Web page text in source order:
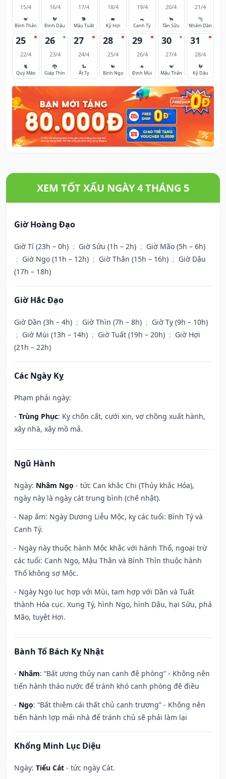
15/4
🐒
Bính Thân
16/4
🐓
Đinh Dậu
17/4
🐕
Mậu Tuất
18/4
🐖
Kỷ Hợi
19/4
🐀
Canh Tý
20/4
🐂
Tân Sửu
21/4
🐅
Nhâm Dần
25
22/4
🐈
Quý Mão
26
23/4
🐉
Giáp Thìn
27
24/4
🐍
Ất Tỵ
28
25/4
🐎
Bính Ngọ
29
26/4
🐐
Đinh Mùi
30
27/4
🐒
Mậu Thân
31
28/4
🐓
Kỷ Dậu
XEM TỐT XẤU NGÀY 4 THÁNG 5
Giờ Hoàng Đạo
Giờ Tí (23h – 0h) ; Giờ Sửu (1h – 2h) ; Giờ Mão (5h – 6h)
; Giờ Ngọ (11h – 12h) ; Giờ Thân (15h – 16h) ; Giờ Dậu
(17h – 18h)
Giờ Hắc Đạo
Giờ Dần (3h – 4h) ; Giờ Thìn (7h – 8h) ; Giờ Tỵ (9h – 10h)
; Giờ Mùi (13h – 14h) ; Giờ Tuất (19h – 20h) ; Giờ Hợi
(21h – 22h)
Các Ngày Kỵ
Phạm phải ngày:
- Trùng Phục: Kỵ chôn cất, cưới xin, vợ chồng xuất hành,
xây nhà, xây mồ mả.
Ngũ Hành
Ngày: Nhâm Ngọ - tức Can khắc Chi (Thủy khắc Hỏa),
ngày này là ngày cát trung bình (chế nhật).
- Nạp âm: Ngày Dương Liễu Mộc, kỵ các tuổi: Bính Tý và
Canh Tý.
- Ngày này thuộc hành Mộc khắc với hành Thổ, ngoại trừ
các tuổi: Canh Ngọ, Mậu Thân và Bính Thìn thuộc hành
Thổ không sợ Mộc.
- Ngày Ngọ lục hợp với Mùi, tam hợp với Dần và Tuất
thành Hỏa cục. Xung Tý, hình Ngọ, hình Dậu, hại Sửu, phá
Mão, tuyệt Hợi.
Bành Tổ Bách Kỵ Nhật
- Nhâm: “Bất ương thủy nan canh đê phòng” - Không nên
tiến hành tháo nước để tránh khó canh phòng đê điều
- Ngọ: “Bất thiêm cái thất chủ canh trương” - Không nên
tiến hành lợp mái nhà để tránh chủ sẽ phải làm lại
Khổng Minh Lục Diệu
Ngày: Tiểu Cát - tức ngày Cát.